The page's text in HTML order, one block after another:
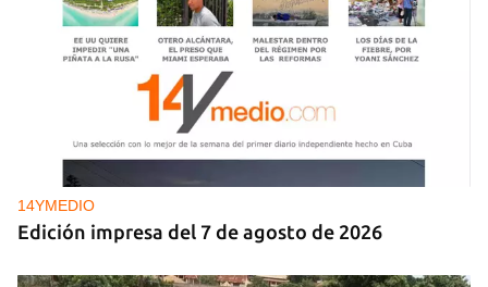
14YMEDIO
Edición impresa del 7 de agosto de 2026